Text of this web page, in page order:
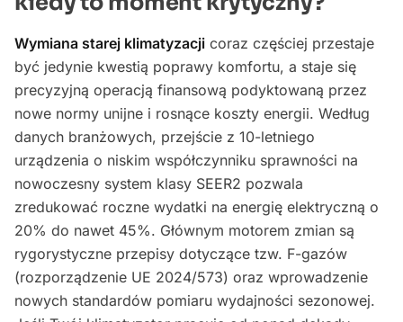
Wymiana starej klimatyzacji coraz częściej przestaje
być jedynie kwestią poprawy komfortu, a staje się
precyzyjną operacją finansową podyktowaną przez
nowe normy unijne i rosnące koszty energii. Według
danych branżowych, przejście z 10-letniego
urządzenia o niskim współczynniku sprawności na
nowoczesny system klasy SEER2 pozwala
zredukować roczne wydatki na energię elektryczną o
20% do nawet 45%. Głównym motorem zmian są
rygorystyczne przepisy dotyczące tzw. F-gazów
(rozporządzenie UE 2024/573) oraz wprowadzenie
nowych standardów pomiaru wydajności sezonowej.